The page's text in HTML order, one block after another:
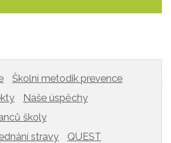
Školní metodik prevence
Naše úspěchy
školy
stravy
QUEST